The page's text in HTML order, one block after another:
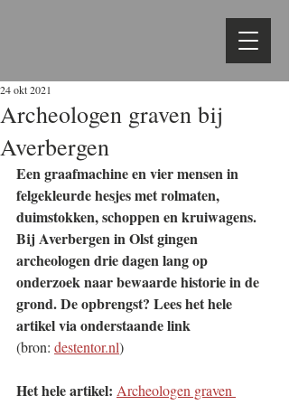
Archeologen graven bij
Averbergen
24 okt 2021
Een graafmachine en vier mensen in
felgekleurde hesjes met rolmaten,
duimstokken, schoppen en kruiwagens.
Bij Averbergen in Olst gingen
archeologen drie dagen lang op
onderzoek naar bewaarde historie in de
grond. De opbrengst? Lees het hele
artikel via onderstaande link
(bron: destentor.nl)
Het hele artikel: Archeologen graven